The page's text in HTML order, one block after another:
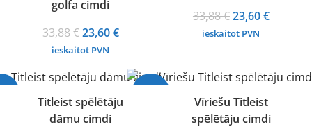
golfa cimdi
33,88€Original
price
33,88 €.
23,60€Current
is:
23,60 €.
ieskaitot PVN
33,88€Original
price
23,60€Current
ieskaitot PVN
Titleist spēlētāju
dāmu cimdi
Vīriešu Titleist
spēlētāju cimdi